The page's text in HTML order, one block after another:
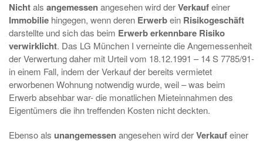
Nichtals angemessenangesehen wird derVerkaufeiner
Immobilie hingegen, wenn deren Erwerbein Risikogeschäft
darstellte und sich das beim Erwerb erkennbare Risiko
verwirklicht. Das LG München I verneinte die Angemessenheit
der Verwertung daher mit Urteil vom 18.12.1991 – 14 S 7785/91-
in einem Fall, indem der Verkauf der bereits vermietet
erworbenen Wohnung notwendig wurde, weil – was beim
Erwerb absehbar war- die monatlichen Mieteinnahmen des
Eigentümers die ihn treffenden Kosten nicht deckten.
Ebenso als unangemessenangesehen wird derVerkaufeiner